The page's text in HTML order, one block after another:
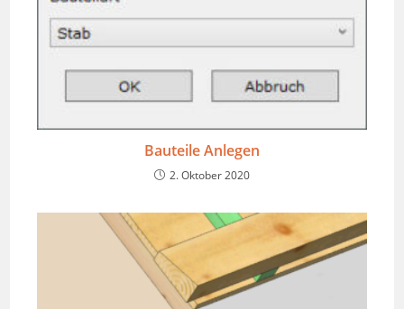
Bauteile Anlegen
2. Oktober 2020